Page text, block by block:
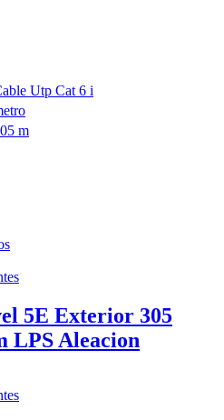
Utp Cat 6 i
m
5E Exterior 305
LPS Aleacion